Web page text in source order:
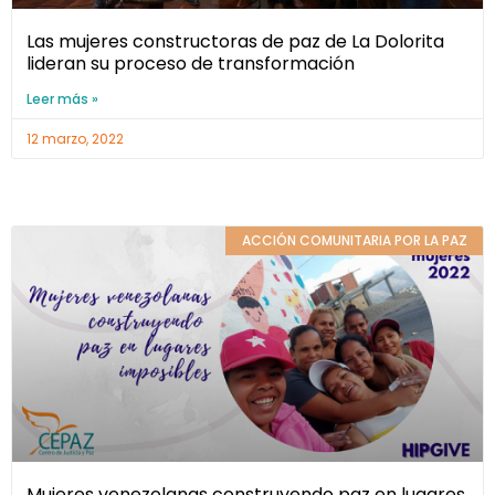
Las mujeres constructoras de paz de La Dolorita
lideran su proceso de transformación
Leer más »
12 marzo, 2022
ACCIÓN COMUNITARIA POR LA PAZ